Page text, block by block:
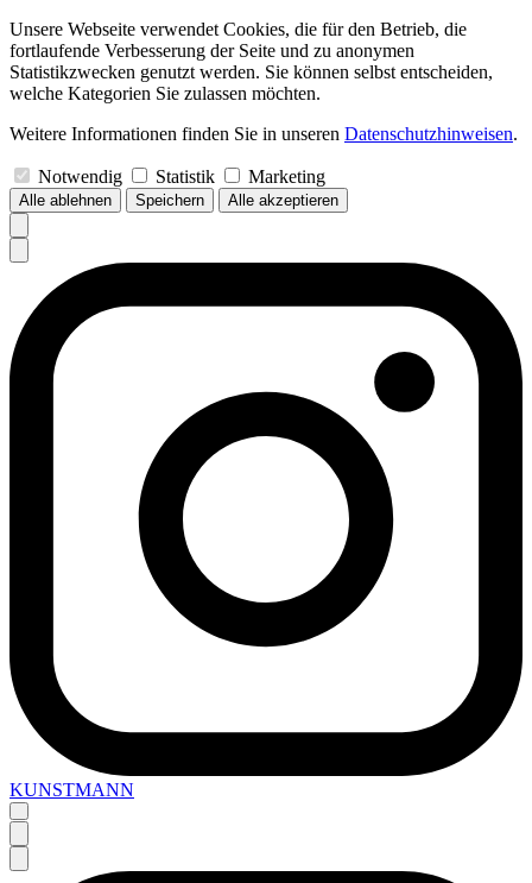
Unsere Webseite verwendet Cookies, die für den Betrieb, die
fortlaufende Verbesserung der Seite und zu anonymen
Statistikzwecken genutzt werden. Sie können selbst entscheiden,
welche Kategorien Sie zulassen möchten.
Weitere Informationen finden Sie in unseren Datenschutzhinweisen.
Notwendig Statistik Marketing
Alle ablehnen Speichern Alle akzeptieren
KUNSTMANN